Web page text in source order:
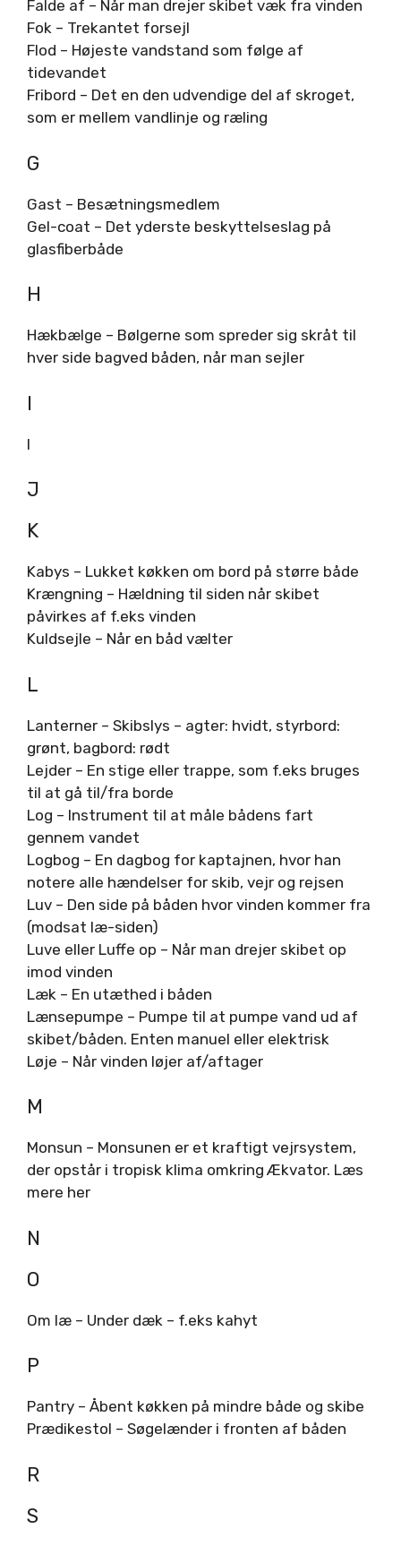
Falde af – Når man drejer skibet væk fra vinden
Fok – Trekantet forsejl
Flod – Højeste vandstand som følge af
tidevandet
Fribord – Det en den udvendige del af skroget,
som er mellem vandlinje og ræling
G
Gast – Besætningsmedlem
Gel-coat – Det yderste beskyttelseslag på
glasfiberbåde
H
Hækbælge – Bølgerne som spreder sig skråt til
hver side bagved båden, når man sejler
I
I
J
K
Kabys – Lukket køkken om bord på større både
Krængning – Hældning til siden når skibet
påvirkes af f.eks vinden
Kuldsejle – Når en båd vælter
L
Lanterner – Skibslys – agter: hvidt, styrbord:
grønt, bagbord: rødt
Lejder – En stige eller trappe, som f.eks bruges
til at gå til/fra borde
Log – Instrument til at måle bådens fart
gennem vandet
Logbog – En dagbog for kaptajnen, hvor han
notere alle hændelser for skib, vejr og rejsen
Luv – Den side på båden hvor vinden kommer fra
(modsat læ-siden)
Luve eller Luffe op – Når man drejer skibet op
imod vinden
Læk – En utæthed i båden
Lænsepumpe – Pumpe til at pumpe vand ud af
skibet/båden. Enten manuel eller elektrisk
Løje – Når vinden løjer af/aftager
M
Monsun – Monsunen er et kraftigt vejrsystem,
der opstår i tropisk klima omkring Ækvator. Læs
mere her
N
O
Om læ – Under dæk – f.eks kahyt
P
Pantry – Åbent køkken på mindre både og skibe
Prædikestol – Søgelænder i fronten af båden
R
S